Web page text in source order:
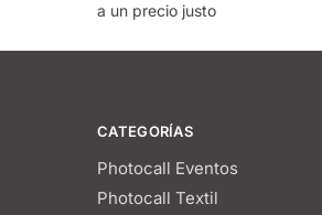
a un precio justo
CATEGORÍAS
Photocall Eventos
Photocall Textil